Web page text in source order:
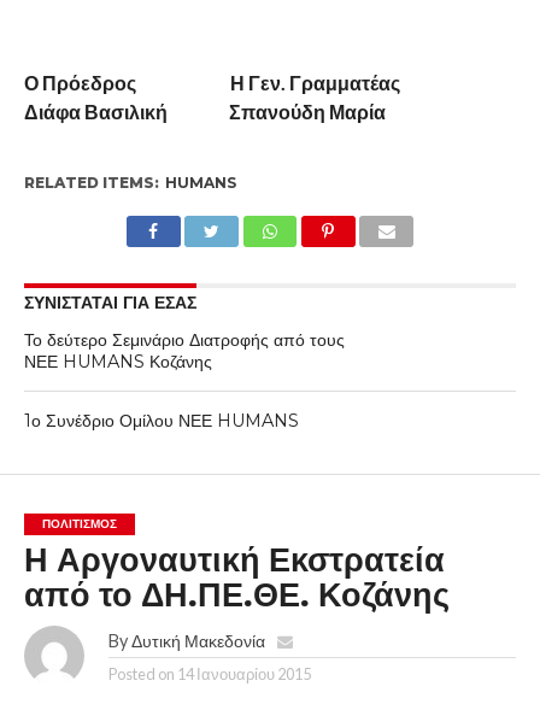
RELATED ITEMS: HUMANS
ΣΥΝΙΣΤΑΤΑΙ ΓΙΑ ΕΣΑΣ
Το δεύτερο Σεμινάριο Διατροφής από τους
ΝΕΕ HUMANS Κοζάνης
1ο Συνέδριο Ομίλου ΝΕΕ HUMANS
ΠΟΛΙΤΙΣΜΌΣ
Η Αργοναυτική Εκστρατεία
από το ΔΗ.ΠΕ.ΘΕ. Κοζάνης